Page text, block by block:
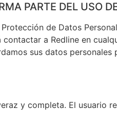
PARTE DEL USO
de Datos
contactar a Redline en
sus datos
y completa. El usuario